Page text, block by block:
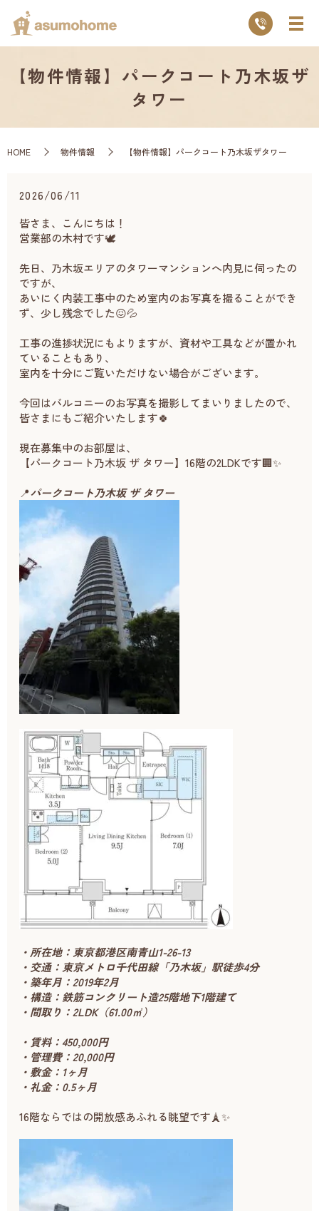
【物件情報】パークコート乃木坂ザ
タワー
HOME 物件情報 【物件情報】パークコート乃木坂ザタワー
2026/06/11
皆さま、こんにちは！
営業部の木村です🕊️
先日、乃木坂エリアのタワーマンションへ内見に伺ったの
ですが、
あいにく内装工事中のため室内のお写真を撮ることができ
ず、少し残念でした😖💦
工事の進捗状況にもよりますが、資材や工具などが置かれ
ていることもあり、
室内を十分にご覧いただけない場合がございます。
今回はバルコニーのお写真を撮影してまいりましたので、
皆さまにもご紹介いたします🍀
現在募集中のお部屋は、
【パークコート乃木坂 ザ タワー】16階の2LDKです🏢✨
📍パークコート乃木坂 ザ タワー
・所在地：東京都港区南青山1-26-13
・交通：東京メトロ千代田線「乃木坂」駅徒歩4分
・築年月：2019年2月
・構造：鉄筋コンクリート造25階地下1階建て
・間取り：2LDK（61.00㎡）
・賃料：450,000円
・管理費：20,000円
・敷金：1ヶ月
・礼金：0.5ヶ月
16階ならではの開放感あふれる眺望です🗼✨